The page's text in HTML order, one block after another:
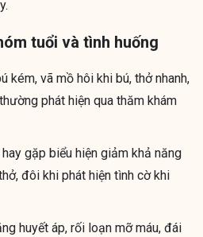
tuổi và tình huống
kém, vã mồ hôi khi bú, thở nhanh,
phát hiện qua thăm khám
hay gặp biểu hiện giảm khả năng
đôi khi phát hiện tình cờ khi
huyết áp, rối loạn mỡ máu, đái